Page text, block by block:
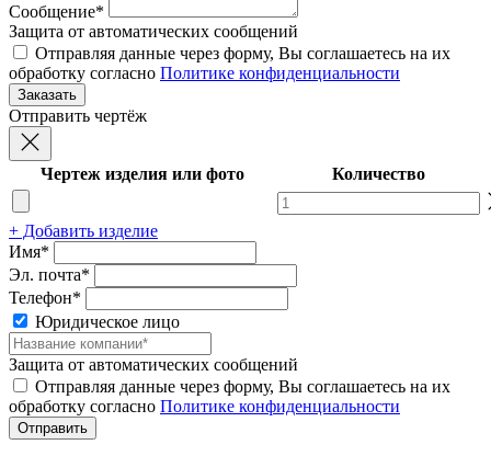
Сообщение*
Защита от автоматических сообщений
Отправляя данные через форму, Вы соглашаетесь на их
обработку согласно Политике конфиденциальности
Отправить чертёж
Чертеж изделия или фото Количество
+ Добавить изделие
Имя*
Эл. почта*
Телефон*
Юридическое лицо
Защита от автоматических сообщений
Отправляя данные через форму, Вы соглашаетесь на их
обработку согласно Политике конфиденциальности